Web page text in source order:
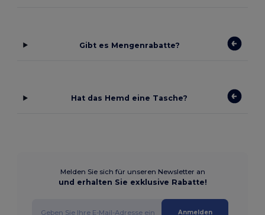
Gibt es Mengenrabatte?
Hat das Hemd eine Tasche?
Melden Sie sich für unseren Newsletter an
und erhalten Sie exklusive Rabatte!
Anmelden